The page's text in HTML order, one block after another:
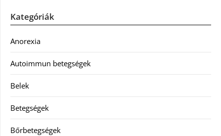
Kategóriák
Anorexia
Autoimmun betegségek
Belek
Betegségek
Bőrbetegségek